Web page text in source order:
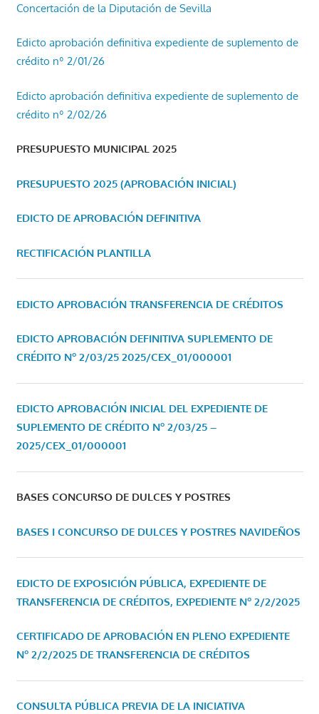
Concertación de la Diputación de Sevilla
Edicto aprobación definitiva expediente de suplemento de
crédito nº 2/01/26
Edicto aprobación definitiva expediente de suplemento de
crédito nº 2/02/26
PRESUPUESTO MUNICIPAL 2025
PRESUPUESTO 2025 (APROBACIÓN INICIAL)
EDICTO DE APROBACIÓN DEFINITIVA
RECTIFICACIÓN PLANTILLA
EDICTO APROBACIÓN TRANSFERENCIA DE CRÉDITOS
EDICTO APROBACIÓN DEFINITIVA SUPLEMENTO DE
CRÉDITO Nº 2/03/25 2025/CEX_01/000001
EDICTO APROBACIÓN INICIAL DEL EXPEDIENTE DE
SUPLEMENTO DE CRÉDITO Nº 2/03/25 –
2025/CEX_01/000001
BASES CONCURSO DE DULCES Y POSTRES
BASES I CONCURSO DE DULCES Y POSTRES NAVIDEÑOS
EDICTO DE EXPOSICIÓN PÚBLICA, EXPEDIENTE DE
TRANSFERENCIA DE CRÉDITOS, EXPEDIENTE Nº 2/2/2025
CERTIFICADO DE APROBACIÓN EN PLENO EXPEDIENTE
Nº 2/2/2025 DE TRANSFERENCIA DE CRÉDITOS
CONSULTA PÚBLICA PREVIA DE LA INICIATIVA